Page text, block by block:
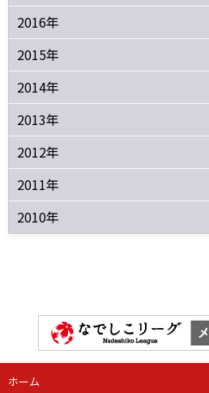
2016年
2015年
2014年
2013年
2012年
2011年
2010年
ホーム